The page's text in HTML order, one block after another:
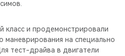
класс и продемонстрировали
маневрирования на специально
тест-драйва в двигатели